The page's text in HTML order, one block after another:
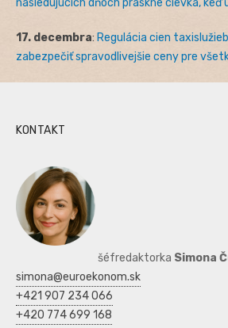
17. decembra: Regulácia cien
zabezpečiť spravodlivejšie ceny pre
KONTAKT
šéfredaktorka Simona
simona@euroekonom.sk
+421 907 234 066
+420 774 699 168